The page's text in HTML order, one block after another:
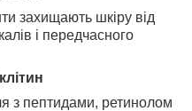
захищають шкіру від
і передчасного
з пептидами, ретинолом